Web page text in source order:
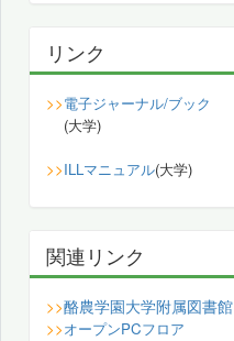
リンク
>>電子ジャーナル/ブック
(大学)
>>ILLマニュアル(大学)
関連リンク
>>酪農学園大学附属図書館
>>オープンPCフロア